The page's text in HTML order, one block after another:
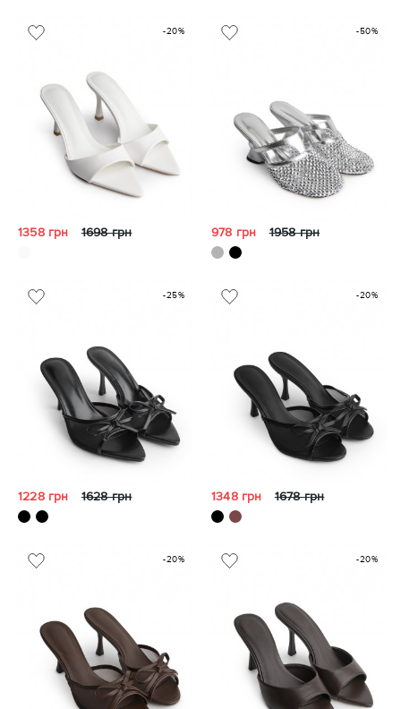
-20%
1358 грн 1698 грн
-50%
978 грн 1958 грн
-25%
1228 грн 1628 грн
-20%
1348 грн 1678 грн
-20% -20%